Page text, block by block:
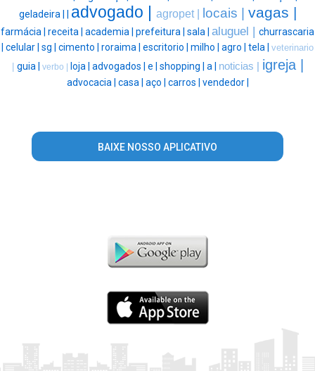
geladeira | | advogado | agropet | locais | vagas |
farmácia | receita | academia | prefeitura | sala | aluguel | churrascaria
| celular | sg | cimento | roraima | escritorio | milho | agro | tela | veterinario
| guia | verbo | loja | advogados | e | shopping | a | noticias | igreja |
advocacia | casa | aço | carros | vendedor |
BAIXE NOSSO APLICATIVO